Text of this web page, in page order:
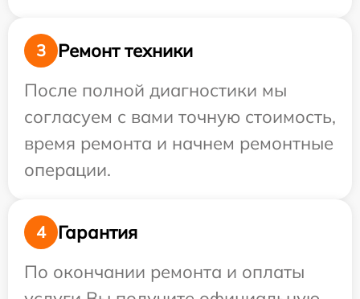
3
Ремонт техники
После полной диагностики мы
согласуем с вами точную стоимость,
время ремонта и начнем ремонтные
операции.
4
Гарантия
По окончании ремонта и оплаты